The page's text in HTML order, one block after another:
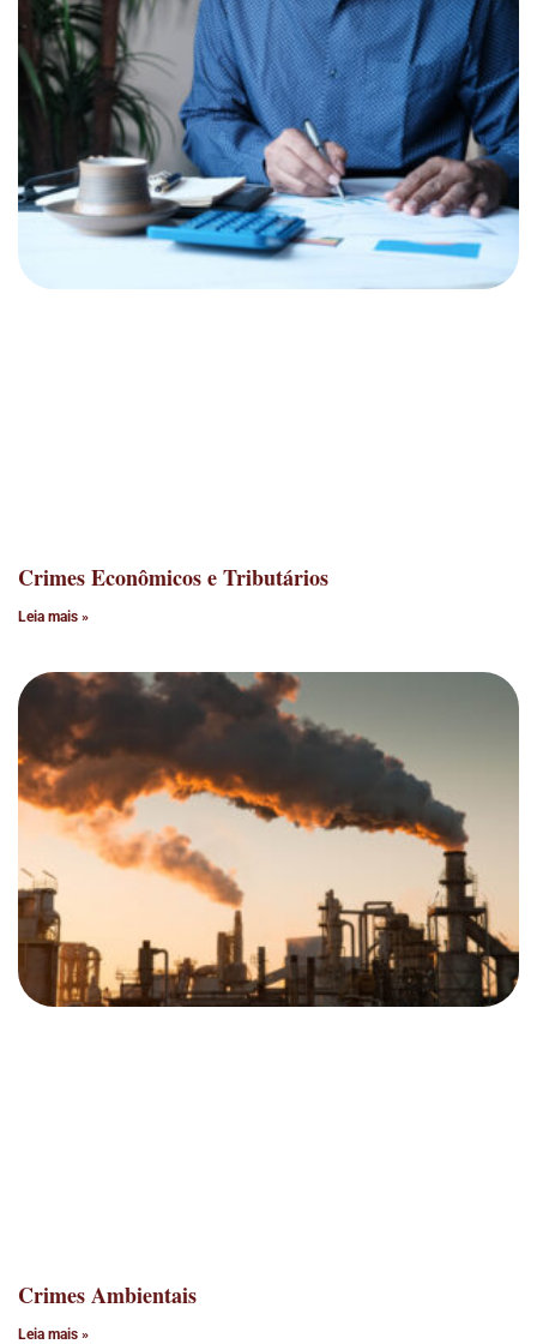
Crimes Econômicos e Tributários
Leia mais »
Crimes Ambientais
Leia mais »